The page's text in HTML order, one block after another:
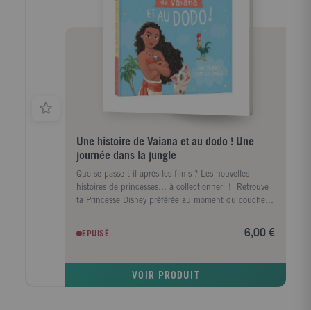
Une histoire de Vaiana et au dodo ! Une
journée dans la jungle
Que se passe-t-il après les films ? Les nouvelles
histoires de princesses… à collectionner ! Retrouve
ta Princesse Disney préférée au moment du coucher.
nouvelles aventures pour t’endormir avec de belles
images plein la tête ! Un petit album illustré de 32
enfants du village, part récolter des cannes à sucre.
EPUISÉ 6,00 €
VOIR PRODUIT